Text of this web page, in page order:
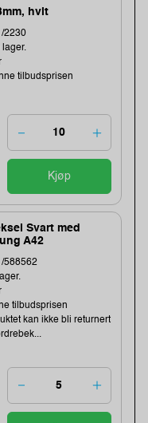
hvit
/2230
lager.
tilbudsprisen
Kjøp
Svart med
A42
/588562
tilbudsprisen
kan ikke bli returnert